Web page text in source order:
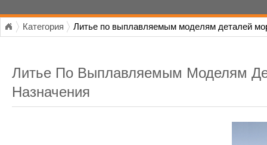
Категория Литье по выплавляемым моделям деталей
Литье По Выплавляемым Моделям
Назначения